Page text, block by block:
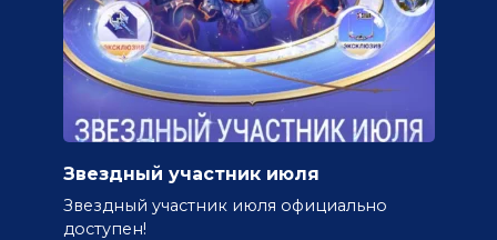
Звездный участник июля
Звездный участник июля официально
доступен!